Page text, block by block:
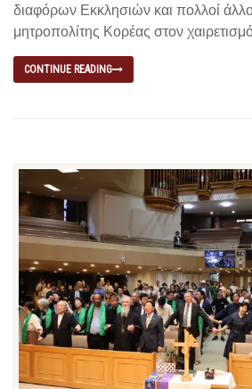
διαφόρων Εκκλησιών και πολλοί
μητροπολίτης Κορέας στον
CONTINUE READING